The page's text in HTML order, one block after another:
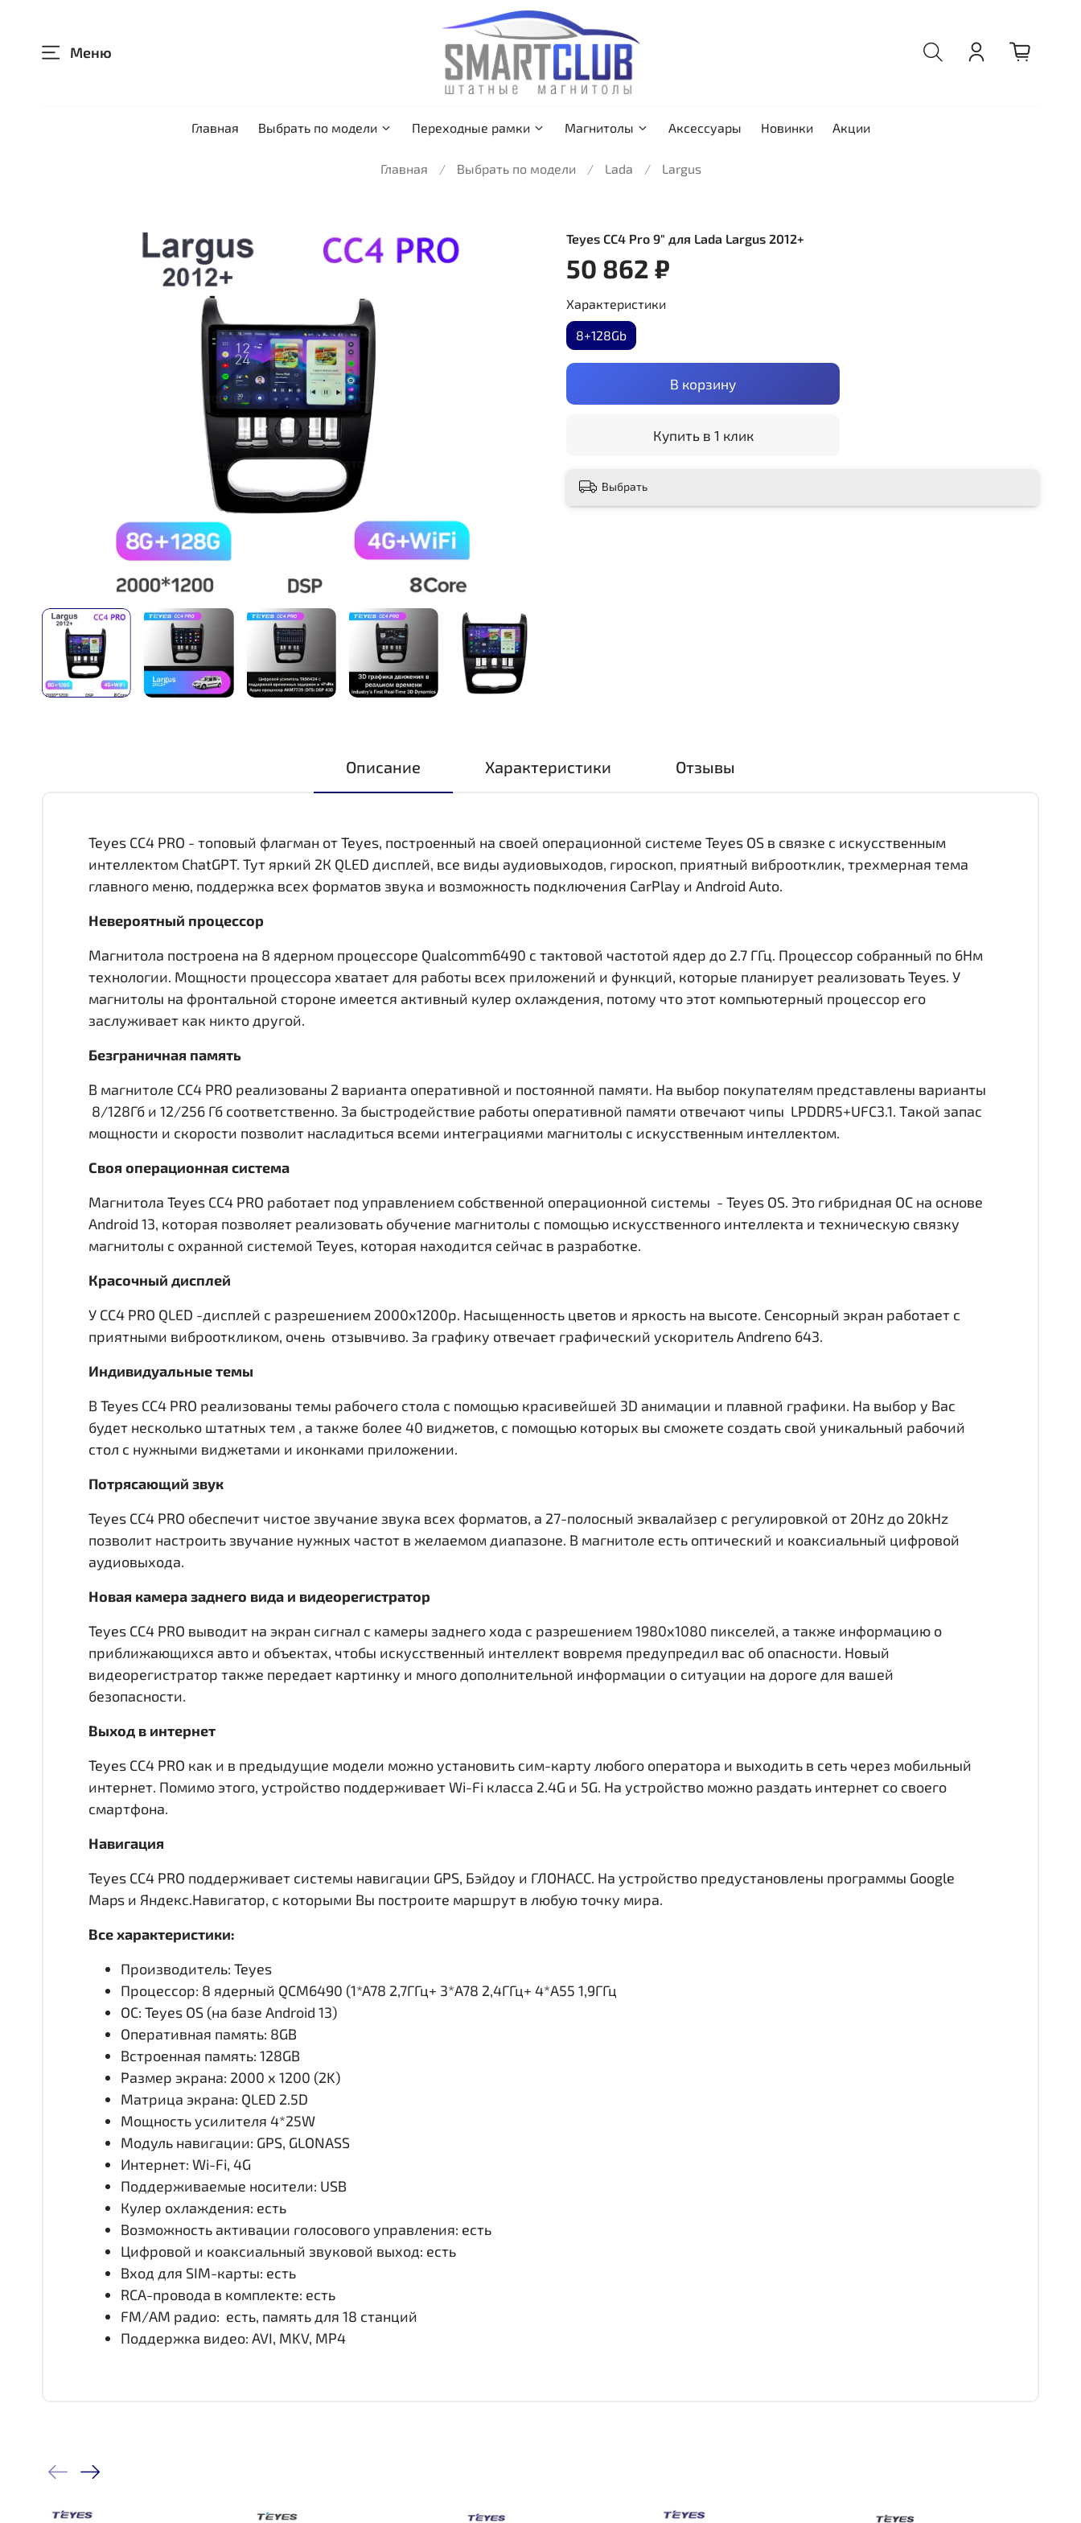
Меню
Главная Выбрать по модели Переходные рамки Магнитолы Аксессуары Новинки Акции
Главная Выбрать по модели Lada Largus
Teyes CC4 Pro 9" для Lada Largus 2012+
50 862 ₽
В корзину
Купить в 1 клик
Характеристики
8+128Gb
Выбрать
Описание Характеристики Отзывы
Teyes CC4 PRO - топовый флагман от Teyes, построенный на своей операционной системе Teyes OS в связке с искусственным
интеллектом ChatGPT. Тут яркий 2К QLED дисплей, все виды аудиовыходов, гироскоп, приятный виброотклик, трехмерная тема
главного меню, поддержка всех форматов звука и возможность подключения CarPlay и Android Auto.
Невероятный процессор
Магнитола построена на 8 ядерном процессоре Qualcomm6490 c тактовой частотой ядер до 2.7 ГГц. Процессор собранный по 6Нм
технологии. Мощности процессора хватает для работы всех приложений и функций, которые планирует реализовать Teyes. У
магнитолы на фронтальной стороне имеется активный кулер охлаждения, потому что этот компьютерный процессор его
заслуживает как никто другой.
Безграничная память
В магнитоле CC4 PRO реализованы 2 варианта оперативной и постоянной памяти. На выбор покупателям представлены варианты
8/128Гб и 12/256 Гб соответственно. За быстродействие работы оперативной памяти отвечают чипы LPDDR5+UFC3.1. Такой запас
мощности и скорости позволит насладиться всеми интеграциями магнитолы с искусственным интеллектом.
Своя операционная система
Магнитола Teyes CC4 PRO работает под управлением собственной операционной системы - Teyes OS. Это гибридная ОС на основе
Android 13, которая позволяет реализовать обучение магнитолы с помощью искусственного интеллекта и техническую связку
магнитолы с охранной системой Teyes, которая находится сейчас в разработке.
Красочный дисплей
У CC4 PRO QLED -дисплей с разрешением 2000х1200р. Насыщенность цветов и яркость на высоте. Сенсорный экран работает с
приятными виброоткликом, очень отзывчиво. За графику отвечает графический ускоритель Andreno 643.
Индивидуальные темы
В Teyes СС4 PRO реализованы темы рабочего стола с помощью красивейшей 3D анимации и плавной графики. На выбор у Вас
будет несколько штатных тем , а также более 40 виджетов, с помощью которых вы сможете создать свой уникальный рабочий
стол с нужными виджетами и иконками приложении.
Потрясающий звук
Teyes CC4 PRO обеспечит чистое звучание звука всех форматов, а 27-полосный эквалайзер с регулировкой от 20Hz до 20kHz
позволит настроить звучание нужных частот в желаемом диапазоне. В магнитоле есть оптический и коаксиальный цифровой
аудиовыхода.
Новая камера заднего вида и видеорегистратор
Teyes CC4 PRO выводит на экран сигнал с камеры заднего хода с разрешением 1980x1080 пикселей, а также информацию о
приближающихся авто и объектах, чтобы искусственный интеллект вовремя предупредил вас об опасности. Новый
видеорегистратор также передает картинку и много дополнительной информации о ситуации на дороге для вашей
безопасности.
Выход в интернет
Teyes CC4 PRO как и в предыдущие модели можно установить сим-карту любого оператора и выходить в сеть через мобильный
интернет. Помимо этого, устройство поддерживает Wi-Fi класса 2.4G и 5G. На устройство можно раздать интернет со своего
смартфона.
Навигация
Teyes CC4 PRO поддерживает системы навигации GPS, Бэйдоу и ГЛОНАСС. На устройство предустановлены программы Google
Maps и Яндекс.Навигатор, с которыми Вы построите маршрут в любую точку мира.
Все характеристики:
Производитель: Teyes
Процессор: 8 ядерный QCM6490 (1*A78 2,7ГГц+ 3*A78 2,4ГГц+ 4*A55 1,9ГГц
ОС: Teyes OS (на базе Android 13)
Оперативная память: 8GB
Встроенная память: 128GB
Размер экрана: 2000 х 1200 (2K)
Матрица экрана: QLED 2.5D
Мощность усилителя 4*25W
Модуль навигации: GPS, GLONASS
Интернет: Wi-Fi, 4G
Поддерживаемые носители: USB
Кулер охлаждения: есть
Возможность активации голосового управления: есть
Цифровой и коаксиальный звуковой выход: есть
Вход для SIM-карты: есть
RCA-провода в комплекте: есть
FM/АM радио: есть, память для 18 станций
Поддержка видео: AVI, MKV, MP4